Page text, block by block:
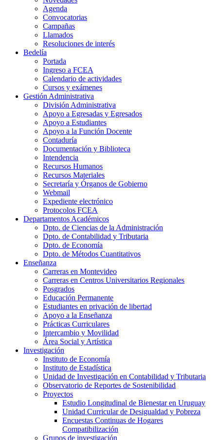
Agenda
Convocatorias
Campañas
Llamados
Resoluciones de interés
Bedelía
Portada
Ingreso a FCEA
Calendario de actividades
Cursos y exámenes
Gestión Administrativa
División Administrativa
Apoyo a Egresadas y Egresados
Apoyo a Estudiantes
Apoyo a la Función Docente
Contaduría
Documentación y Biblioteca
Intendencia
Recursos Humanos
Recursos Materiales
Secretaría y Órganos de Gobierno
Webmail
Expediente electrónico
Protocolos FCEA
Departamentos Académicos
Dpto. de Ciencias de la Administración
Dpto. de Contabilidad y Tributaria
Dpto. de Economía
Dpto. de Métodos Cuantitativos
Enseñanza
Carreras en Montevideo
Carreras en Centros Universitarios Regionales
Posgrados
Educación Permanente
Estudiantes en privación de libertad
Apoyo a la Enseñanza
Prácticas Curriculares
Intercambio y Movilidad
Área Social y Artística
Investigación
Instituto de Economía
Instituto de Estadística
Unidad de Investigación en Contabilidad y Tributaria
Observatorio de Reportes de Sostenibilidad
Proyectos
Estudio Longitudinal de Bienestar en Uruguay
Unidad Curricular de Desigualdad y Pobreza
Encuestas Continuas de Hogares
Compatibilización
Grupos de investigación